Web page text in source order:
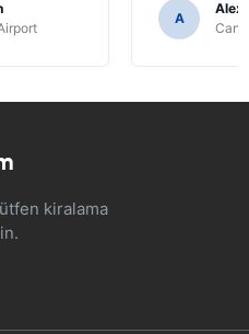
A
Alex
kiralama